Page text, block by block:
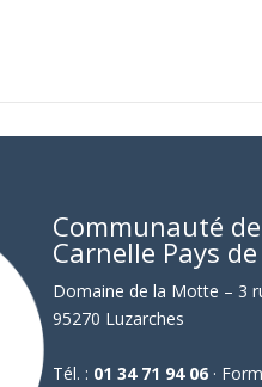
Communauté
Carnelle Pays
Domaine de la Motte – 3
95270 Luzarches
Tél. : 01 34 71 94 06·